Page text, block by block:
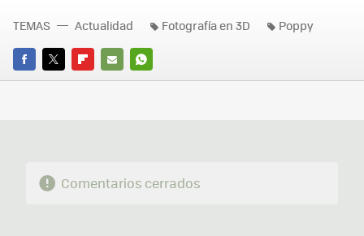
FACEBOOK
TWITTERFLIPBOARD
E-
WHATSAPP
TEMAS Actualidad Fotografía en 3D Poppy
Comentarios cerrados